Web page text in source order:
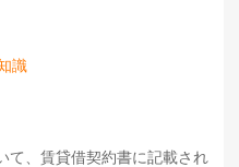
識
て、賃貸借契約書に記載され